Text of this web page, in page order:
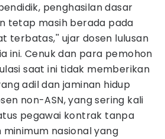
penghasilan dasar
tetap masih berada pada
terbatas,'' ujar dosen lulusan
ini. Cenuk dan para pemohon
saat ini tidak memberikan
adil dan jaminan hidup
non-ASN, yang sering kali
pegawai kontrak tanpa
nasional yang